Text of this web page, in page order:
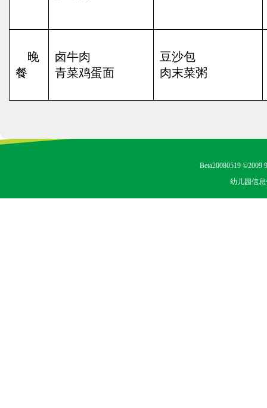
晚
餐
卤牛肉
青菜鸡蛋面
豆沙包
肉末菜粥
Beta20080519 ©2009
幼儿园信